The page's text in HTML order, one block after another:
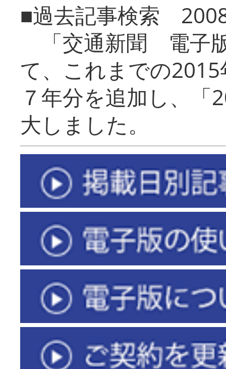
■過去記事検索
「交通新聞 電子
て、これまでの
７年分を追加し、「
大しまし